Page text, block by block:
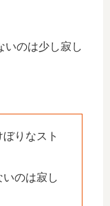
いのは少し寂し
りなスト
のは寂し